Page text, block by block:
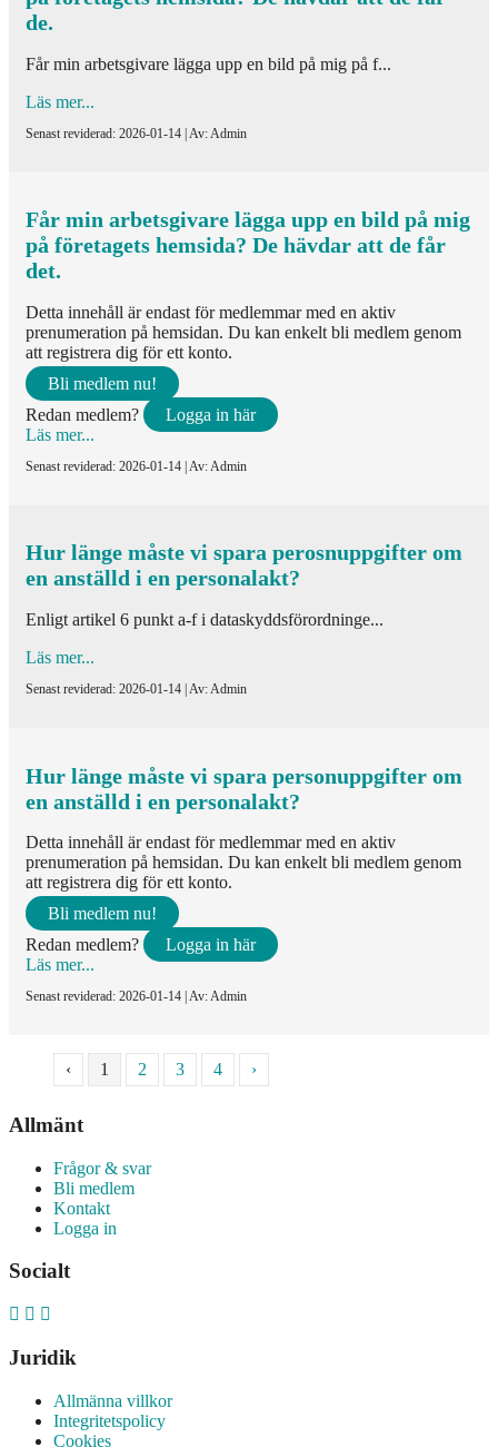
de.
Får min arbetsgivare lägga upp en bild på mig på f...
Läs mer...
Senast reviderad: 2026-01-14 | Av: Admin
Får min arbetsgivare lägga upp en bild på mig
på företagets hemsida? De hävdar att de får
det.
Detta innehåll är endast för medlemmar med en aktiv
prenumeration på hemsidan. Du kan enkelt bli medlem genom
att registrera dig för ett konto.
Bli medlem nu!
Redan medlem?
Logga in här
Läs mer...
Senast reviderad: 2026-01-14 | Av: Admin
Hur länge måste vi spara perosnuppgifter om
en anställd i en personalakt?
Enligt artikel 6 punkt a-f i dataskyddsförordninge...
Läs mer...
Senast reviderad: 2026-01-14 | Av: Admin
Hur länge måste vi spara personuppgifter om
en anställd i en personalakt?
Detta innehåll är endast för medlemmar med en aktiv
prenumeration på hemsidan. Du kan enkelt bli medlem genom
att registrera dig för ett konto.
Bli medlem nu!
Redan medlem?
Logga in här
Läs mer...
Senast reviderad: 2026-01-14 | Av: Admin
‹ 1 2 3 4 ›
Allmänt
Frågor & svar
Bli medlem
Kontakt
Logga in
Socialt
Juridik
Allmänna villkor
Integritetspolicy
Cookies